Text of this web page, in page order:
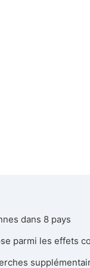
dans 8 pays
parmi les effets